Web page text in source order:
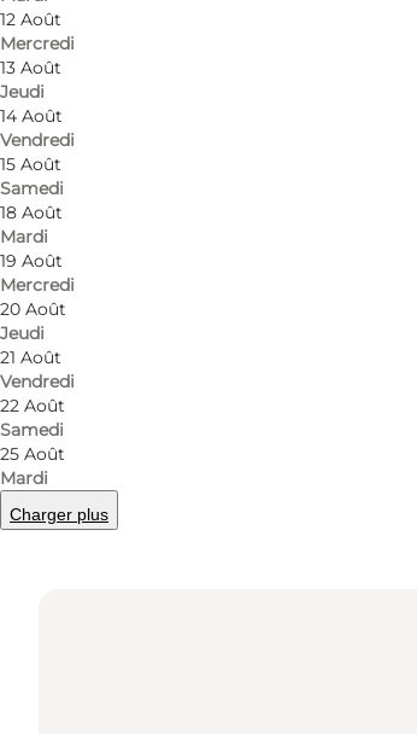
12 Août
Mercredi
13 Août
Jeudi
14 Août
Vendredi
15 Août
Samedi
18 Août
Mardi
19 Août
Mercredi
20 Août
Jeudi
21 Août
Vendredi
22 Août
Samedi
25 Août
Mardi
Charger plus
En savoir plus
Viemosevej 2a, Tranebjerg
Comment s’y rendre